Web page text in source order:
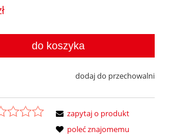
do koszyka
dodaj do przechowalni
zapytaj o produkt
poleć znajomemu